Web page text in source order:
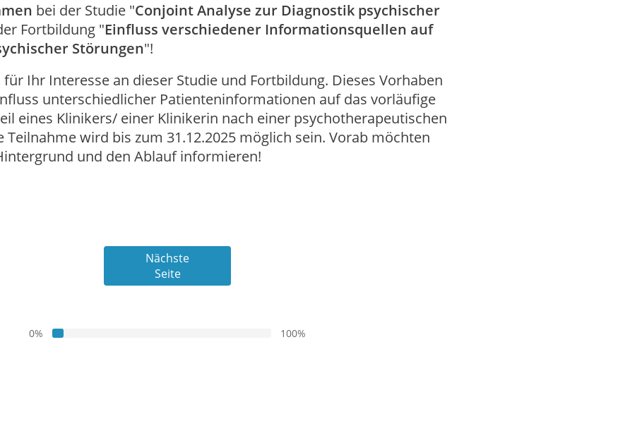
bei der Studie "Conjoint Analyse zur Diagnostik psychischer
Fortbildung "Einfluss verschiedener Informationsquellen auf
Störungen"!
Ihr Interesse an dieser Studie und Fortbildung. Dieses Vorhaben
unterschiedlicher Patienteninformationen auf das vorläufige
eines Klinikers/ einer Klinikerin nach einer psychotherapeutischen
Teilnahme wird bis zum 31.12.2025 möglich sein. Vorab möchten
und den Ablauf informieren!
Nächste
Seite
0% 5% 100%